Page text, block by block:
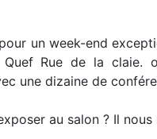
un week-end
Quef Rue de la claie.
une dizaine de
au salon ? Il